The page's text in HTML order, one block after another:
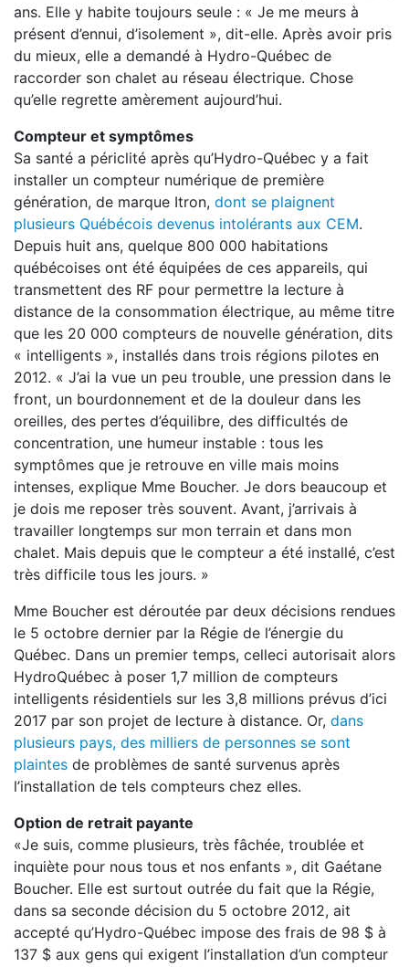
ans. Elle y habite toujours seule : « Je me meurs à
présent d’ennui, d’isolement », dit­-elle. Après avoir pris
du mieux, elle a demandé à Hydro-­Québec de
raccorder son chalet au réseau électrique. Chose
qu’elle regrette amèrement aujourd’hui.
Compteur et symptômes
Sa santé a périclité après qu’Hydro-­Québec y a fait
installer un compteur numérique de première
génération, de marque Itron, dont se plaignent
plusieurs Québécois devenus intolérants aux CEM.
Depuis huit ans, quelque 800 000 habitations
québécoises ont été équipées de ces appareils, qui
transmettent des RF pour permettre la lecture à
distance de la consommation électrique, au même titre
que les 20 000 compteurs de nouvelle génération, dits
« intelligents », installés dans trois régions pilotes en
2012. « J’ai la vue un peu trouble, une pression dans le
front, un bourdonnement et de la douleur dans les
oreilles, des pertes d’équilibre, des difficultés de
concentration, une humeur instable : tous les
symptômes que je retrouve en ville mais moins
intenses, explique Mme Boucher. Je dors beaucoup et
je dois me reposer très souvent. Avant, j’arrivais à
travailler longtemps sur mon terrain et dans mon
chalet. Mais depuis que le compteur a été installé, c’est
très difficile tous les jours. »
Mme Boucher est déroutée par deux décisions rendues
le 5 octobre dernier par la Régie de l’énergie du
Québec. Dans un premier temps, celle­ci autorisait alors
Hydro­Québec à poser 1,7 million de compteurs
intelligents résidentiels sur les 3,8 millions prévus d’ici
2017 par son projet de lecture à distance. Or, dans
plusieurs pays, des milliers de personnes se sont
plaintes de problèmes de santé survenus après
l’installation de tels compteurs chez elles.
Option de retrait payante
«Je suis, comme plusieurs, très fâchée, troublée et
inquiète pour nous tous et nos enfants », dit Gaétane
Boucher. Elle est surtout outrée du fait que la Régie,
dans sa seconde décision du 5 octobre 2012, ait
accepté qu’Hydro­-Québec impose des frais de 98 $ à
137 $ aux gens qui exigent l’installation d’un compteur